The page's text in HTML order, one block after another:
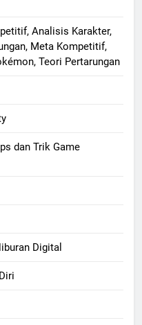
Analisis Karakter,
Meta Kompetitif,
Teori Pertarungan
dan Trik Game
Digital